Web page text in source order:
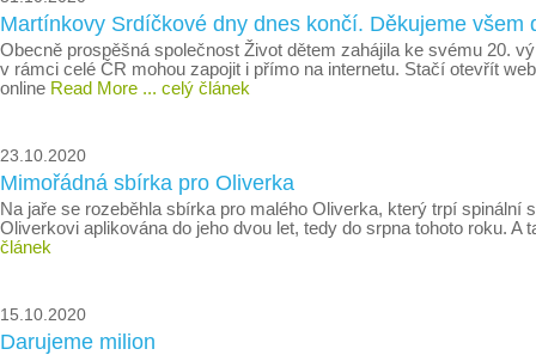
Martínkovy Srdíčkové dny dnes končí. Děkujeme
Obecně prospěšná společnost Život dětem zahájila ke svému 20.
v rámci celé ČR mohou zapojit i přímo na internetu. Stačí otevřít
online Read More ... celý článek
23.10.2020
Mimořádná sbírka pro Oliverka
Na jaře se rozeběhla sbírka pro malého Oliverka, který trpí spinální
Oliverkovi aplikována do jeho dvou let, tedy do srpna tohoto roku.
článek
15.10.2020
Darujeme milion